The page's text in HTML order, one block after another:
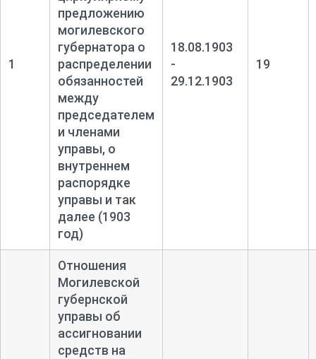
1
предложению
могилевского
губернатора о
распределении
обязанностей
между
председателем
и членами
управы, о
внутреннем
распорядке
управы и так
далее (1903
год)
18.08.1903
-
29.12.1903
19
Отношения
Могилевской
губернской
управы об
ассигновании
средств на